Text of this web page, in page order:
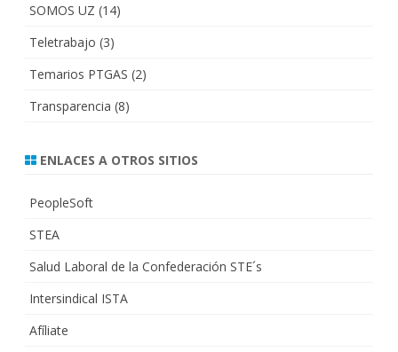
SOMOS UZ (14)
Teletrabajo (3)
Temarios PTGAS (2)
Transparencia (8)
ENLACES A OTROS SITIOS
PeopleSoft
STEA
Salud Laboral de la Confederación STE´s
Intersindical ISTA
Afíliate